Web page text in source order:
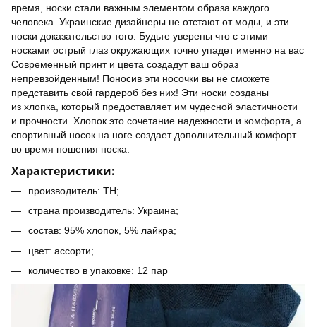
время, носки стали важным элементом образа каждого
человека. Украинские дизайнеры не отстают от моды, и эти
носки доказательство того. Будьте уверены что с этими
носками острый глаз окружающих точно упадет именно на вас
Современный принт и цвета создадут ваш образ
непревзойденным! Поносив эти носочки вы не сможете
представить свой гардероб без них! Эти носки созданы
из хлопка, который предоставляет им чудесной эластичности
и прочности. Хлопок это сочетание надежности и комфорта, а
спортивный носок на ноге создает дополнительный комфорт
во время ношения носка.
Характеристики:
производитель: TH;
страна производитель: Украина;
состав: 95% хлопок, 5% лайкра;
цвет: ассорти;
количество в упаковке: 12 пар